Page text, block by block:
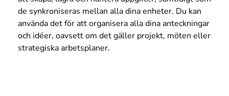
de synkroniseras mellan alla dina enheter. Du kan
använda det för att organisera alla dina anteckningar
och idéer, oavsett om det gäller projekt, möten eller
strategiska arbetsplaner.